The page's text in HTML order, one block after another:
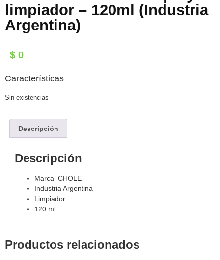
limpiador – 120ml (Industria
Argentina)
$ 0
Características
Sin existencias
Descripción
Descripción
Marca: CHOLE
Industria Argentina
Limpiador
120 ml
Productos relacionados